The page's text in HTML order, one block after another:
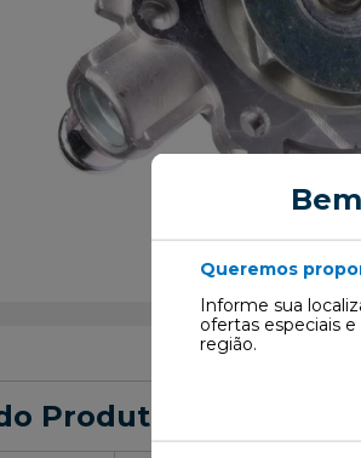
Queremos
Informe sua
ofertas especiais
região.
Produto